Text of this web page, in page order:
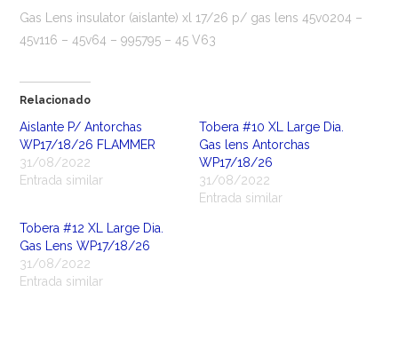
Gas Lens insulator (aislante) xl 17/26 p/ gas lens 45v0204 –
45v116 – 45v64 – 995795 – 45 V63
Relacionado
Aislante P/ Antorchas
WP17/18/26 FLAMMER
31/08/2022
Entrada similar
Tobera #10 XL Large Dia.
Gas lens Antorchas
WP17/18/26
31/08/2022
Entrada similar
Tobera #12 XL Large Dia.
Gas Lens WP17/18/26
31/08/2022
Entrada similar